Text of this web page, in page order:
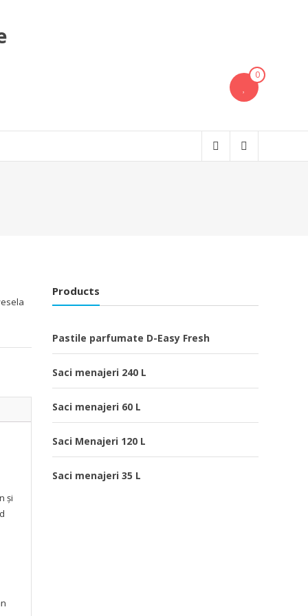
0
şi
Products
Pastile parfumate D-Easy Fresh
Saci menajeri 240 L
Saci menajeri 60 L
Saci Menajeri 120 L
Saci menajeri 35 L